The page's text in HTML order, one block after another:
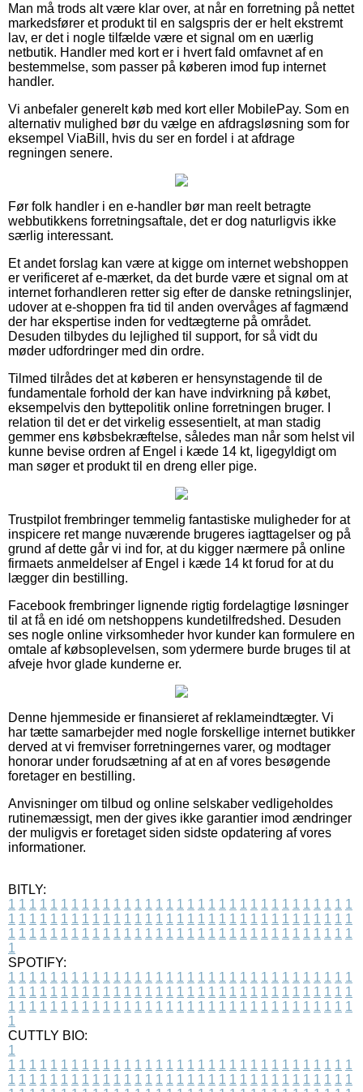
Man må trods alt være klar over, at når en forretning på nettet
markedsfører et produkt til en salgspris der er helt ekstremt
lav, er det i nogle tilfælde være et signal om en uærlig
netbutik. Handler med kort er i hvert fald omfavnet af en
bestemmelse, som passer på køberen imod fup internet
handler.
Vi anbefaler generelt køb med kort eller MobilePay. Som en
alternativ mulighed bør du vælge en afdragsløsning som for
eksempel ViaBill, hvis du ser en fordel i at afdrage
regningen senere.
Før folk handler i en e-handler bør man reelt betragte
webbutikkens forretningsaftale, det er dog naturligvis ikke
særlig interessant.
Et andet forslag kan være at kigge om internet webshoppen
er verificeret af e-mærket, da det burde være et signal om at
internet forhandleren retter sig efter de danske retningslinjer,
udover at e-shoppen fra tid til anden overvåges af fagmænd
der har ekspertise inden for vedtægterne på området.
Desuden tilbydes du lejlighed til support, for så vidt du
møder udfordringer med din ordre.
Tilmed tilrådes det at køberen er hensynstagende til de
fundamentale forhold der kan have indvirkning på købet,
eksempelvis den byttepolitik online forretningen bruger. I
relation til det er det virkelig essesentielt, at man stadig
gemmer ens købsbekræftelse, således man når som helst vil
kunne bevise ordren af Engel i kæde 14 kt, ligegyldigt om
man søger et produkt til en dreng eller pige.
Trustpilot frembringer temmelig fantastiske muligheder for at
inspicere ret mange nuværende brugeres iagttagelser og på
grund af dette går vi ind for, at du kigger nærmere på online
firmaets anmeldelser af Engel i kæde 14 kt forud for at du
lægger din bestilling.
Facebook frembringer lignende rigtig fordelagtige løsninger
til at få en idé om netshoppens kundetilfredshed. Desuden
ses nogle online virksomheder hvor kunder kan formulere en
omtale af købsoplevelsen, som ydermere burde bruges til at
afveje hvor glade kunderne er.
Denne hjemmeside er finansieret af reklameindtægter. Vi
har tætte samarbejder med nogle forskellige internet butikker
derved at vi fremviser forretningernes varer, og modtager
honorar under forudsætning af at en af vores besøgende
foretager en bestilling.
Anvisninger om tilbud og online selskaber vedligeholdes
rutinemæssigt, men der gives ikke garantier imod ændringer
der muligvis er foretaget siden sidste opdatering af vores
informationer.
BITLY:
1 1 1 1 1 1 1 1 1 1 1 1 1 1 1 1 1 1 1 1 1 1 1 1 1 1 1 1 1 1 1 1 1
1 1 1 1 1 1 1 1 1 1 1 1 1 1 1 1 1 1 1 1 1 1 1 1 1 1 1 1 1 1 1 1 1
1 1 1 1 1 1 1 1 1 1 1 1 1 1 1 1 1 1 1 1 1 1 1 1 1 1 1 1 1 1 1 1 1
1
SPOTIFY:
1 1 1 1 1 1 1 1 1 1 1 1 1 1 1 1 1 1 1 1 1 1 1 1 1 1 1 1 1 1 1 1 1
1 1 1 1 1 1 1 1 1 1 1 1 1 1 1 1 1 1 1 1 1 1 1 1 1 1 1 1 1 1 1 1 1
1 1 1 1 1 1 1 1 1 1 1 1 1 1 1 1 1 1 1 1 1 1 1 1 1 1 1 1 1 1 1 1 1
1
CUTTLY BIO:
1
1 1 1 1 1 1 1 1 1 1 1 1 1 1 1 1 1 1 1 1 1 1 1 1 1 1 1 1 1 1 1 1 1
1 1 1 1 1 1 1 1 1 1 1 1 1 1 1 1 1 1 1 1 1 1 1 1 1 1 1 1 1 1 1 1 1